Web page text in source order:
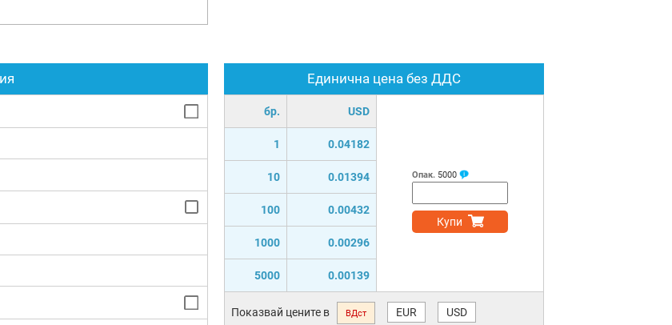
Единична цена без ДДС
бр. USD
1 0.04182
10 0.01394
100 0.00432
1000 0.00296
5000 0.00139
Опак. 5000
Купи
Показвай цените в ВДст EUR USD